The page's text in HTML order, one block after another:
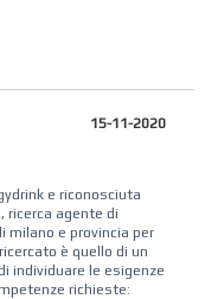
15-11-2020
e riconosciuta
ricerca agente di
milano e provincia per
è quello di un
individuare le esigenze
richieste: